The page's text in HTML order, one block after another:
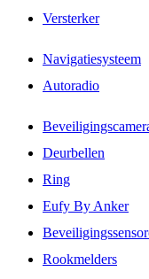
Versterker
Navigatiesysteem
Autoradio
Deurbellen
Ring
Eufy By Anker
Rookmelders